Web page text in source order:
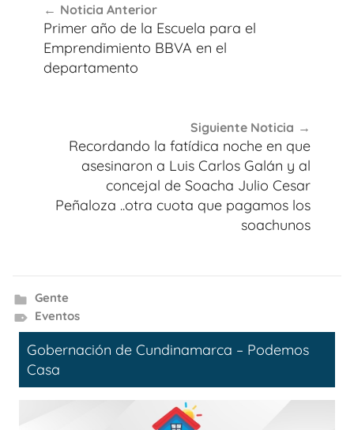
de
entradas
Noticia Anterior
Primer año de la Escuela para el
Emprendimiento BBVA en el
departamento
Siguiente Noticia
Recordando la fatídica noche en que
asesinaron a Luis Carlos Galán y al
concejal de Soacha Julio Cesar
Peñaloza ..otra cuota que pagamos los
soachunos
Gente
Eventos
Gobernación de Cundinamarca – Podemos
Casa